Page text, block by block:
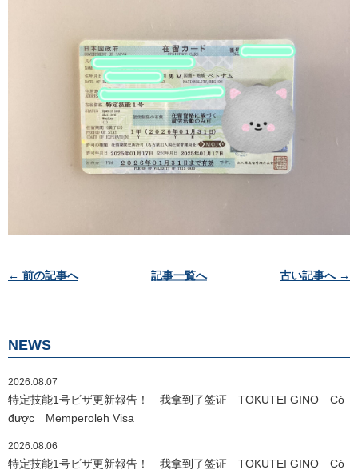
投
ゲ
シ
ョ
ン
← 前の記事へ 古い記事へ →
記事一覧へ
NEWS
2026.08.07
特定技能1号ビザ更新報告！ 我拿到了签证 TOKUTEI GINO Có
được Memperoleh Visa
2026.08.06
特定技能1号ビザ更新報告！ 我拿到了签证 TOKUTEI GINO Có